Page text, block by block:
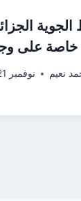
الجوية
خاصة على
نعيم نوفمبر 21, 2025